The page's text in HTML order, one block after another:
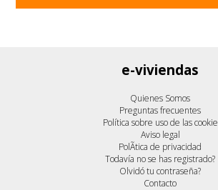
e-viviendas
Quienes Somos
Preguntas frecuentes
Política sobre uso de las cookie
Aviso legal
PolÃ­tica de privacidad
Todavía no se has registrado?
Olvidó tu contraseña?
Contacto